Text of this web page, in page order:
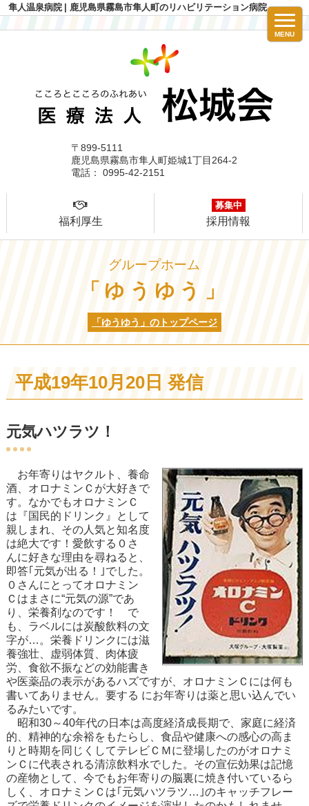
MENU
隼人温泉病院 | 鹿児島県霧島市隼人町のリハビリテーション病院
〒899-5111
鹿児島県霧島市隼人町姫城1丁目264-2
電話： 0995-42-2151
福利厚生
募集中
採用情報
グループホーム
「ゆうゆう」
「ゆうゆう」のトップページ
平成19年10月20日 発信
元気ハツラツ！
お年寄りはヤクルト、養命
酒、オロナミンＣが大好きで
す。なかでもオロナミンＣ
は『国民的ドリンク』として
親しまれ、その人気と知名度
は絶大です！愛飲する０さ
んに好きな理由を尋ねると、
即答｢元気が出る！｣でした。
０さんにとってオロナミン
Ｃはまさに“元気の源”であ
り、栄養剤なのです！ で
も、ラベルには炭酸飲料の文
字が…。栄養ドリンクには滋
養強壮、虚弱体質、肉体疲
労、食欲不振などの効能書き
や医薬品の表示があるハズですが、オロナミンＣには何も
書いてありません。要する にお年寄りは薬と思い込んでい
るみたいです。
昭和30～40年代の日本は高度経済成長期で、家庭に経済
的、精神的な余裕をもたらし、食品や健康への感心の高ま
りと時期を同じくしてテレビＣＭに登場したのがオロナミ
ンＣに代表される清涼飲料水でした。その宣伝効果は記憶
の産物として、今でもお年寄りの脳裏に焼き付いているら
しく、オロナミンＣは｢元気ハツラツ…｣のキャッチフレー